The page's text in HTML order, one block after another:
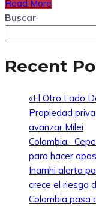
Read More
Buscar
Recent
«El Otro Lado
Propiedad
avanzar Milei
Colombia.-
para hacer
Inamhi alerta
crece el riesgo
Colombia pasa